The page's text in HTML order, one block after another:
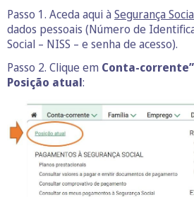
Passo 1. Aceda aqui à Segurança
dados pessoais (Número de
Social – NISS – e senha de acesso).
Passo 2. Clique em Conta-corrente”
Posição atual: